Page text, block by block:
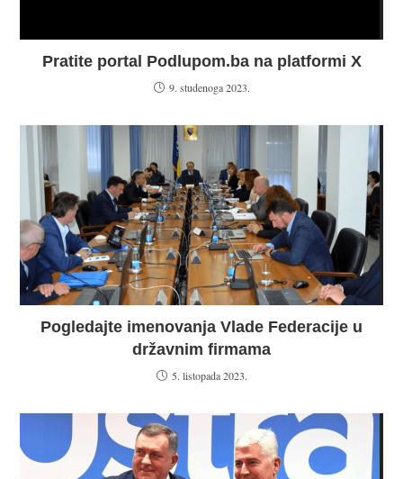
Pratite portal Podlupom.ba na platformi X
9. studenoga 2023.
Pogledajte imenovanja Vlade Federacije u
državnim firmama
5. listopada 2023.